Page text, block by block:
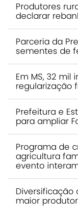
Produtores
declarar
Parceria da
sementes de
Em MS, 32
regularização
Prefeitura e
para ampliar
Programa de
agricultura
evento
Diversificação
maior